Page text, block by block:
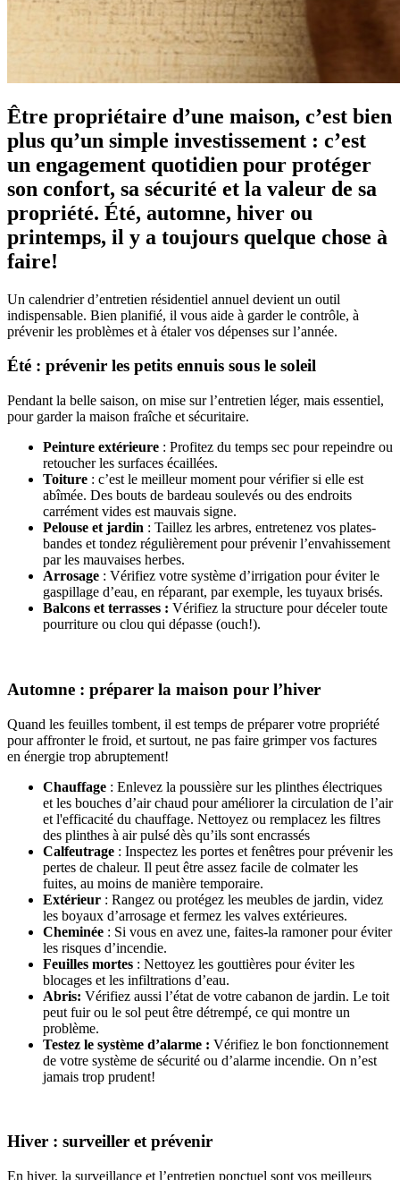
Être propriétaire d’une maison, c’est bien
plus qu’un simple investissement : c’est
un engagement quotidien pour protéger
son confort, sa sécurité et la valeur de sa
propriété. Été, automne, hiver ou
printemps, il y a toujours quelque chose à
faire!
Un calendrier d’entretien résidentiel annuel devient un outil
indispensable. Bien planifié, il vous aide à garder le contrôle, à
prévenir les problèmes et à étaler vos dépenses sur l’année.
Été : prévenir les petits ennuis sous le soleil
Pendant la belle saison, on mise sur l’entretien léger, mais essentiel,
pour garder la maison fraîche et sécuritaire.
Peinture extérieure : Profitez du temps sec pour repeindre ou
retoucher les surfaces écaillées.
Toiture : c’est le meilleur moment pour vérifier si elle est
abîmée. Des bouts de bardeau soulevés ou des endroits
carrément vides est mauvais signe.
Pelouse et jardin : Taillez les arbres, entretenez vos plates-
bandes et tondez régulièrement pour prévenir l’envahissement
par les mauvaises herbes.
Arrosage : Vérifiez votre système d’irrigation pour éviter le
gaspillage d’eau, en réparant, par exemple, les tuyaux brisés.
Balcons et terrasses : Vérifiez la structure pour déceler toute
pourriture ou clou qui dépasse (ouch!).
Automne : préparer la maison pour l’hiver
Quand les feuilles tombent, il est temps de préparer votre propriété
pour affronter le froid, et surtout, ne pas faire grimper vos factures
en énergie trop abruptement!
Chauffage : Enlevez la poussière sur les plinthes électriques
et les bouches d’air chaud pour améliorer la circulation de l’air
et l'efficacité du chauffage. Nettoyez ou remplacez les filtres
des plinthes à air pulsé dès qu’ils sont encrassés
Calfeutrage : Inspectez les portes et fenêtres pour prévenir les
pertes de chaleur. Il peut être assez facile de colmater les
fuites, au moins de manière temporaire.
Extérieur : Rangez ou protégez les meubles de jardin, videz
les boyaux d’arrosage et fermez les valves extérieures.
Cheminée : Si vous en avez une, faites-la ramoner pour éviter
les risques d’incendie.
Feuilles mortes : Nettoyez les gouttières pour éviter les
blocages et les infiltrations d’eau.
Abris: Vérifiez aussi l’état de votre cabanon de jardin. Le toit
peut fuir ou le sol peut être détrempé, ce qui montre un
problème.
Testez le système d’alarme : Vérifiez le bon fonctionnement
de votre système de sécurité ou d’alarme incendie. On n’est
jamais trop prudent!
Hiver : surveiller et prévenir
En hiver, la surveillance et l’entretien ponctuel sont vos meilleurs